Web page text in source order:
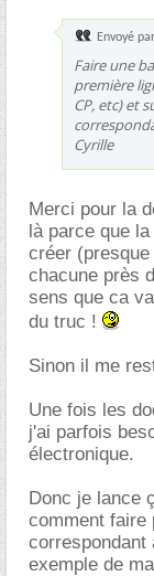
Envoyé par
Faire une
première
CP, etc) et
Cyrille
Merci pour la
là parce que
créer
chacune près
sens que ca
du truc !
Sinon il me
Une fois les
j'ai parfois
électronique.
Donc je lance
comment faire
correspondant
exemple de